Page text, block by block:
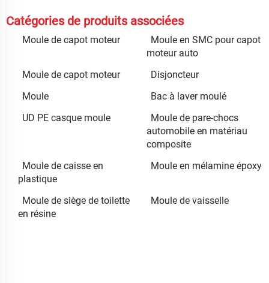
Catégories de produits associées
Moule de capot moteur
Moule en SMC pour capot
moteur auto
Moule de capot moteur
Disjoncteur
Moule
Bac à laver moulé
UD PE casque moule
Moule de pare-chocs
automobile en matériau
composite
Moule de caisse en
plastique
Moule en mélamine époxy
Moule de siège de toilette
en résine
Moule de vaisselle